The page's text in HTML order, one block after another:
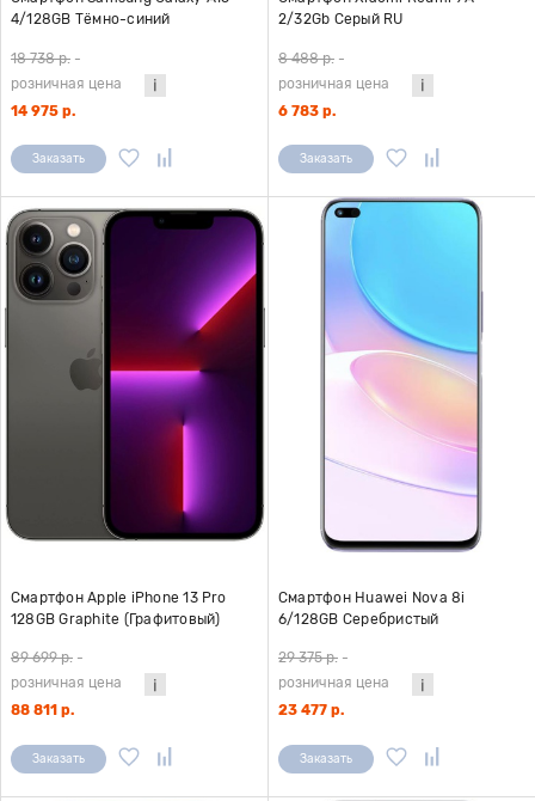
4/128GB Тёмно-синий
18 738 р. -
розничная цена
14 975 р.
Заказать
2/32Gb Серый RU
8 488 р. -
розничная цена
6 783 р.
Заказать
Смартфон Apple iPhone 13 Pro
128GB Graphite (Графитовый)
89 699 р. -
розничная цена
88 811 р.
Заказать
Смартфон Huawei Nova 8i
6/128GB Серебристый
29 375 р. -
розничная цена
23 477 р.
Заказать